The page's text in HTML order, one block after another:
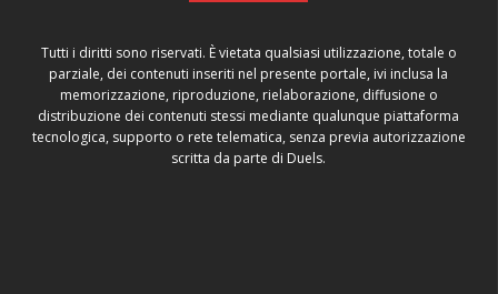
Tutti i diritti sono riservati. È vietata qualsiasi utilizzazione, totale o
parziale, dei contenuti inseriti nel presente portale, ivi inclusa la
memorizzazione, riproduzione, rielaborazione, diffusione o
distribuzione dei contenuti stessi mediante qualunque piattaforma
tecnologica, supporto o rete telematica, senza previa autorizzazione
scritta da parte di Duels.